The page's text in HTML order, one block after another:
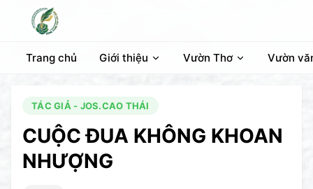
Trang chủ Giới thiệu Vườn Thơ Vườn
TÁC GIẢ - JOS.CAO THÁI
CUỘC ĐUA KHÔNG KHOAN
NHƯỢNG